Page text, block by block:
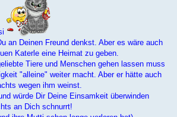
an Deinen Freund denkst. Aber es wäre auch
Katerle eine Heimat zu geben.
Tiere und Menschen gehen lassen muss
"alleine" weiter macht. Aber er hätte auch
wegen ihm weinst.
würde Dir Deine Einsamkeit überwinden
an Dich schnurrt!